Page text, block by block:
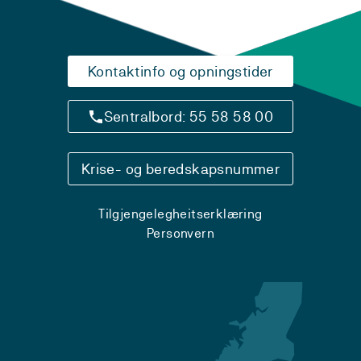
Kontaktinfo og opningstider
Sentralbord: 55 58 58 00
Krise- og beredskapsnummer
Tilgjengelegheitserklæring
Personvern